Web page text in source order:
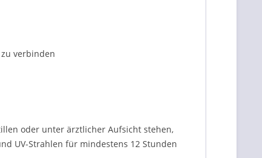
verbinden
oder unter ärztlicher Aufsicht stehen,
UV-Strahlen für mindestens 12 Stunden